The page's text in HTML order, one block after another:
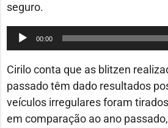
seguro.
Tocador
de
áudio
00:00
Cirilo conta que as blitzen
passado têm dado resultados
veículos irregulares foram
em comparação ao ano